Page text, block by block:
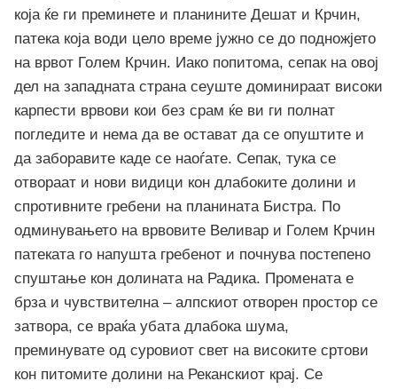
која ќе ги преминете и планините Дешат и Крчин,
патека која води цело време јужно се до подножјето
на врвот Голем Крчин. Иако попитома, сепак на овој
дел на западната страна сеуште доминираат високи
карпести врвови кои без срам ќе ви ги полнат
погледите и нема да ве остават да се опуштите и
да заборавите каде се наоѓате. Сепак, тука се
отвораат и нови видици кон длабоките долини и
спротивните гребени на планината Бистра. По
одминувањето на врвовите Веливар и Голем Крчин
патеката го напушта гребенот и почнува постепено
спуштање кон долината на Радика. Промената е
брза и чувствителна – алпскиот отворен простор се
затвора, се враќа убата длабока шума,
преминувате од суровиот свет на високите сртови
кон питомите долини на Реканскиот крај. Се